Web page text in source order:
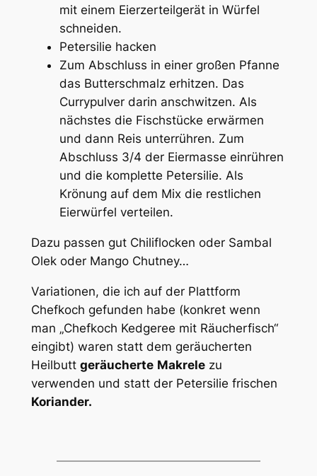
mit einem Eierzerteilgerät in Würfel
schneiden.
Petersilie hacken
Zum Abschluss in einer großen Pfanne
das Butterschmalz erhitzen. Das
Currypulver darin anschwitzen. Als
nächstes die Fischstücke erwärmen
und dann Reis unterrühren. Zum
Abschluss 3/4 der Eiermasse einrühren
und die komplette Petersilie. Als
Krönung auf dem Mix die restlichen
Eierwürfel verteilen.
Dazu passen gut Chiliflocken oder Sambal
Olek oder Mango Chutney…
Variationen, die ich auf der Plattform
Chefkoch gefunden habe (konkret wenn
man „Chefkoch Kedgeree mit Räucherfisch“
eingibt) waren statt dem geräucherten
Heilbutt geräucherte Makrelezu
verwenden und statt der Petersilie frischen
Koriander.